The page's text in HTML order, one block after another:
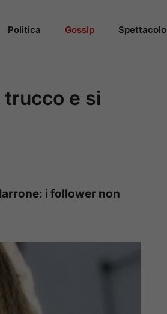
Politica Gossip Spettacolo
trucco e si
i follower non